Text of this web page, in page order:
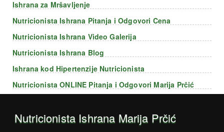
Ishrana za Mršavljenje
Nutricionista Ishrana Pitanja i Odgovori Cena
Nutricionista Ishrana Video Galerija
Nutricionista Ishrana Blog
Ishrana kod Hipertenzije Nutricionista
Nutricionista ONLINE Pitanja i Odgovori Marija Prčić
Nutricionista Ishrana Marija Prčić